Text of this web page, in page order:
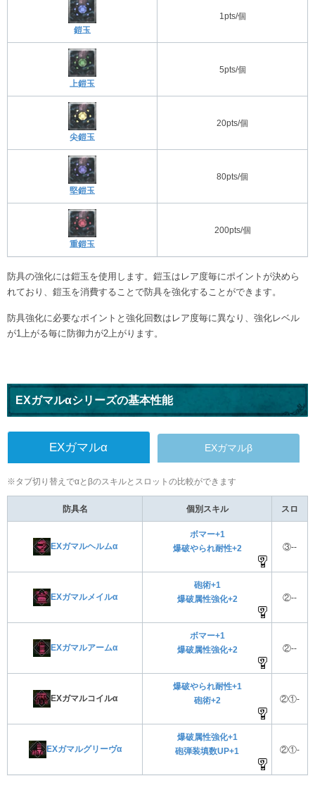
鎧玉
1pts/個
上鎧玉
5pts/個
尖鎧玉
20pts/個
堅鎧玉
80pts/個
重鎧玉
200pts/個
防具の強化には鎧玉を使用します。鎧玉はレア度毎にポイントが決めら
れており、鎧玉を消費することで防具を強化することができます。
防具強化に必要なポイントと強化回数はレア度毎に異なり、強化レベル
が1上がる毎に防御力が2上がります。
EXガマルαシリーズの基本性能
EXガマルα EXガマルβ
※タブ切り替えでαとβのスキルとスロットの比較ができます
防具名 個別スキル スロ
EXガマルヘルムα
ボマー+1
爆破やられ耐性+2
③--
EXガマルメイルα
砲術+1
爆破属性強化+2
②--
EXガマルアームα
ボマー+1
爆破属性強化+2
②--
EXガマルコイルα
爆破やられ耐性+1
砲術+2
②①-
EXガマルグリーヴα
爆破属性強化+1
砲弾装填数UP+1
②①-